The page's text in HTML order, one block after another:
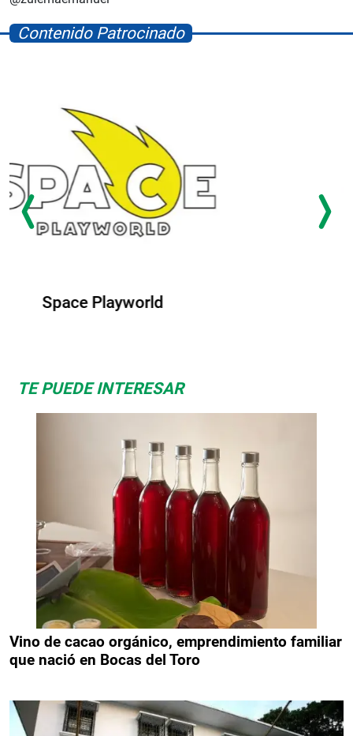
Contenido Patrocinado
Albrook Bowling
TE PUEDE INTERESAR
Vino de cacao orgánico, emprendimiento familiar
que nació en Bocas del Toro